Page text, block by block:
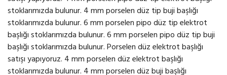
stoklarımızda bulunur. 4 mm porselen düz tip buji başlığı
stoklarımızda bulunur. 6 mm porselen pipo düz tip elektrot
başlığı stoklarımızda bulunur. 6 mm porselen pipo düz tip buji
başlığı stoklarımızda bulunur. Porselen düz elektrot başlığı
satışı yapıyoruz. 4 mm porselen düz elektrot başlığı
stoklarımızda bulunur. 4 mm porselen düz buji başlığı